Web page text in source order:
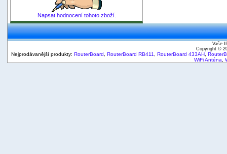
Napsat hodnocení tohoto zboží.
Vaše
Copyright ©
Nejprodávanější produkty: RouterBoard RouterBoard RB411 RouterBoard 433AH
WiFi Anténa